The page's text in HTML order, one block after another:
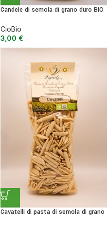
Candele di semola di grano duro BIO
CioBio
3,00 €
Cavatelli di pasta di semola di grano